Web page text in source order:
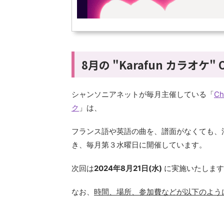
8月の "Karafun カラオケ"
シャンソニアネットが毎月主催している「
ク 」は、
フランス語や英語の曲を、譜面がなくても
き、毎月第３水曜日に開催しています。
次回は2024年8月21日(水) に実施いたしま
なお、 時間、場所、参加費などが以下のよ